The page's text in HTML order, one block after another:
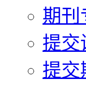
期刊
提交
提交